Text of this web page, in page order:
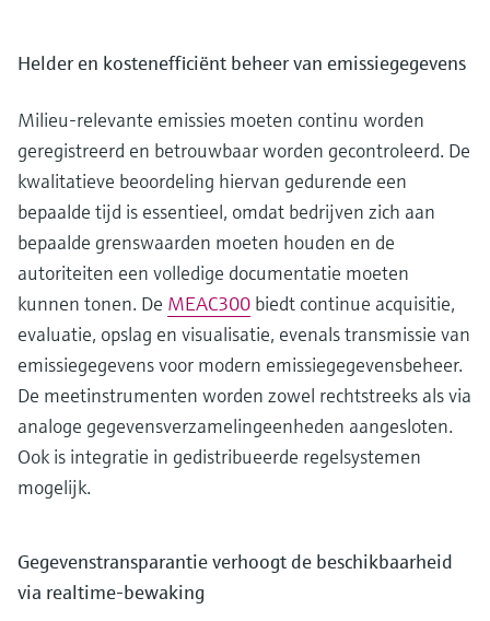
Helder en kostenefficiënt beheer van emissiegegevens
Milieu-relevante emissies moeten continu worden
geregistreerd en betrouwbaar worden gecontroleerd. De
kwalitatieve beoordeling hiervan gedurende een
bepaalde tijd is essentieel, omdat bedrijven zich aan
bepaalde grenswaarden moeten houden en de
autoriteiten een volledige documentatie moeten
kunnen tonen. De MEAC300 biedt continue acquisitie,
evaluatie, opslag en visualisatie, evenals transmissie van
emissiegegevens voor modern emissiegegevensbeheer.
De meetinstrumenten worden zowel rechtstreeks als via
analoge gegevensverzamelingeenheden aangesloten.
Ook is integratie in gedistribueerde regelsystemen
mogelijk.
Gegevenstransparantie verhoogt de beschikbaarheid
via realtime-bewaking